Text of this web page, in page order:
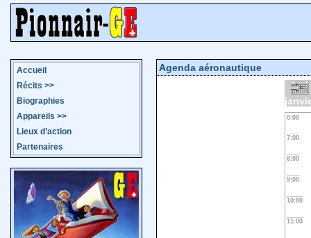
Accueil
Récits >>
Biographies
Appareils >>
Lieux d’action
Partenaires
Agenda aéronautique
0:00
7:00
8:00
9:00
10:00
11:00